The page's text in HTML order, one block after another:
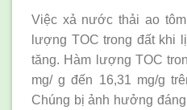
Việc xả nước thải ao
lượng TOC trong đất khi
tăng. Hàm lượng TOC
mg/ g đến 16,31 mg/g
Chúng bị ảnh hưởng